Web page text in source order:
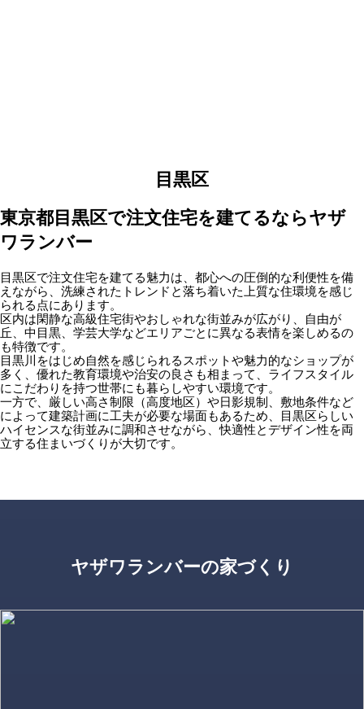
目黒区
東京都目黒区で注文住宅を建てるならヤザ
ワランバー
目黒区で注文住宅を建てる魅力は、都心への圧倒的な利便性を備
えながら、洗練されたトレンドと落ち着いた上質な住環境を感じ
られる点にあります。
区内は閑静な高級住宅街やおしゃれな街並みが広がり、自由が
丘、中目黒、学芸大学などエリアごとに異なる表情を楽しめるの
も特徴です。
目黒川をはじめ自然を感じられるスポットや魅力的なショップが
多く、優れた教育環境や治安の良さも相まって、ライフスタイル
にこだわりを持つ世帯にも暮らしやすい環境です。
一方で、厳しい高さ制限（高度地区）や日影規制、敷地条件など
によって建築計画に工夫が必要な場面もあるため、目黒区らしい
ハイセンスな街並みに調和させながら、快適性とデザイン性を両
立する住まいづくりが大切です。
ヤザワランバーの家づくり